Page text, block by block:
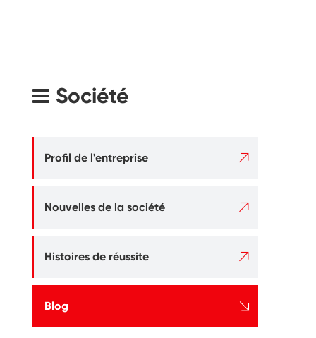
Société
Profil de l'entreprise 
Nouvelles de la société 
Histoires de réussite 
Blog 